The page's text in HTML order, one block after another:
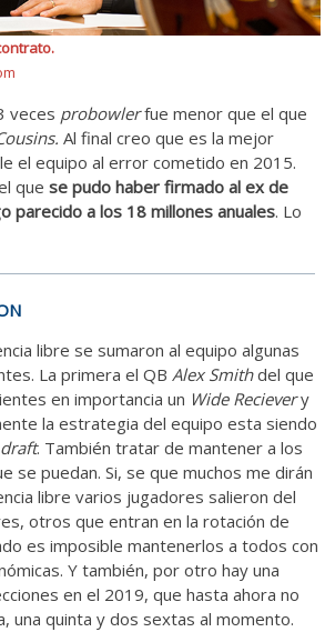
veces probowlerfue menor que el que
Al final creo que es la mejor
el equipo al error cometido en 2015.
quese pudo haber firmado al ex de
parecido a los 18 millones anuales. Lo
libre se sumaron al equipo algunas
La primera el QBAlex Smithdel que
en importancia un Wide Recievery
la estrategia del equipo esta siendo
draft. También tratar de mantener a los
se puedan. Si, se que muchos me dirán
libre varios jugadores salieron del
otros que entran en la rotación de
es imposible mantenerlos a todos con
Y también, por otro hay una
en el 2019, que hasta ahora no
una quinta y dos sextas al momento.